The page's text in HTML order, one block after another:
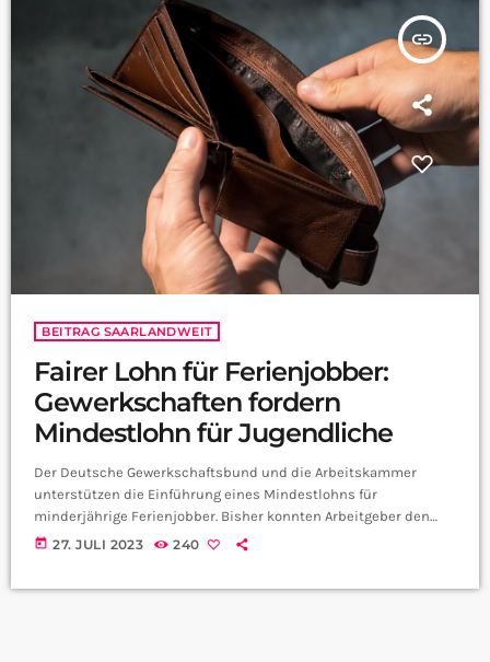
insert_link
BEITRAG SAARLANDWEIT
Fairer Lohn für Ferienjobber:
Gewerkschaften fordern
Mindestlohn für Jugendliche
Der Deutsche Gewerkschaftsbund und die Arbeitskammer
unterstützen die Einführung eines Mindestlohns für
minderjährige Ferienjobber. Bisher konnten Arbeitgeber den
Lohn für Jugendliche selbst festlegen, was zu möglicher
today 27. JULI 2023 240